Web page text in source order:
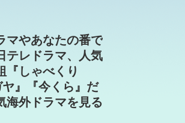
マやあなたの番で
テレドラマ、人気
『しゃべくり
』『今くら』だ
海外ドラマを見る